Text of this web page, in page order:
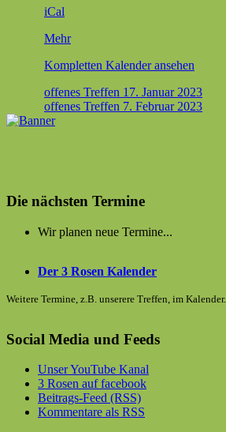
iCal
Mehrüber
Kom­plet­ten Kalen­der ansehen
Beitragsnavigation
offenes Treffen 17. Januar 2023
offenes Treffen 7. Februar 2023
Die nächsten Termine
Wir planen neue Termine...
Der 3 Rosen Kalender
Weitere Termine, z.B. unserere Treffen, im Kalender.
Social Media und Feeds
Unser YouTube Kanal
3 Rosen auf facebook
Beitrags-Feed (RSS)
Kommentare als RSS